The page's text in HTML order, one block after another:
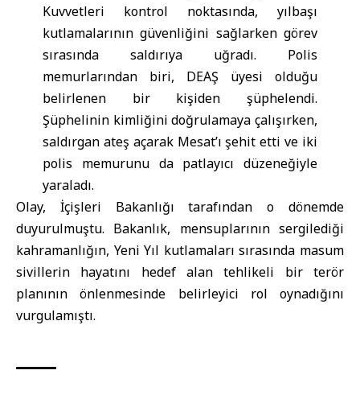
Kuvvetleri kontrol noktasında, yılbaşı
kutlamalarının güvenliğini sağlarken görev
sırasında saldırıya uğradı. Polis
memurlarından biri, DEAŞ üyesi olduğu
belirlenen bir kişiden şüphelendi.
Şüphelinin kimliğini doğrulamaya çalışırken,
saldırgan ateş açarak Mesat’ı şehit etti ve iki
polis memurunu da patlayıcı düzeneğiyle
yaraladı.
Olay, İçişleri Bakanlığı tarafından o dönemde
duyurulmuştu. Bakanlık, mensuplarının sergilediği
kahramanlığın, Yeni Yıl kutlamaları sırasında masum
sivillerin hayatını hedef alan tehlikeli bir terör
planının önlenmesinde belirleyici rol oynadığını
vurgulamıştı.